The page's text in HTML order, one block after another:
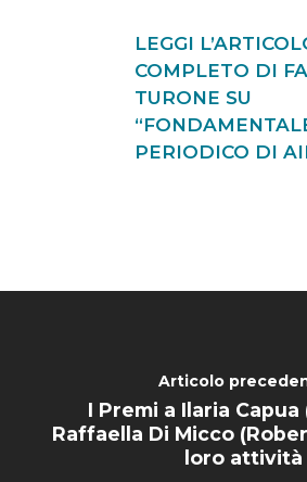
LEGGI
COMPLETO DI
TURONE SU
PERIODICO DI
Articolo
I Premi a Ilaria Capua
Raffaella Di Micco
loro attività